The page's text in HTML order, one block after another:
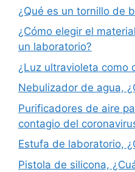
¿Qué es un tornillo de
¿Cómo elegir el
un laboratorio?
¿Luz ultravioleta como
Nebulizador de agua,
Purificadores de aire
contagio del
Estufa de laboratorio,
Pistola de silicona,